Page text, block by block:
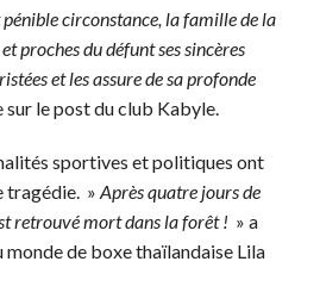
circonstance, la famille de la
proches du défunt ses sincères
et les assure de sa profonde
sur le post du club Kabyle.
sportives et politiques ont
tragédie. »Après quatre jours de
retrouvé mort dans la forêt ! » a
monde de boxe thaïlandaise Lila